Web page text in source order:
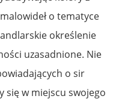
o tematyce
określenie
uzasadnione. Nie
o sir
się w miejscu swojego